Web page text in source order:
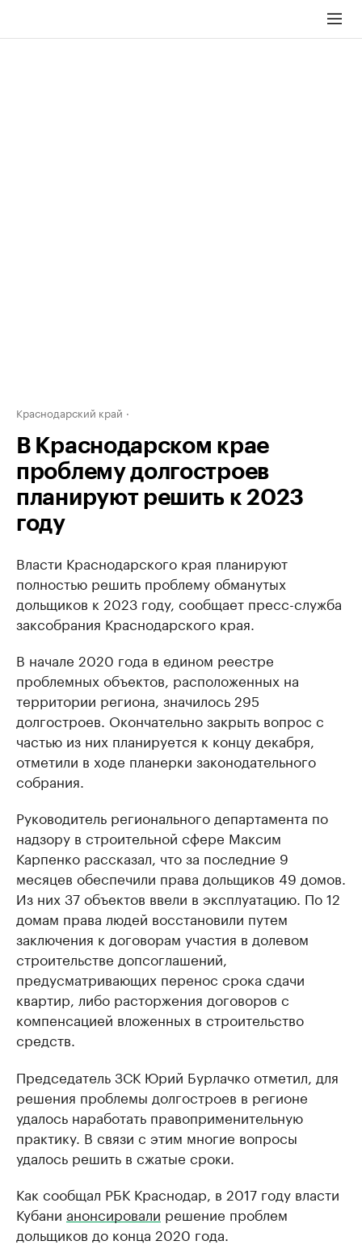
Краснодарский край
В Краснодарском крае
проблему долгостроев
планируют решить к 2023
году
Власти Краснодарского края планируют
полностью решить проблему обманутых
дольщиков к 2023 году, сообщает пресс-служба
заксобрания Краснодарского края.
В начале 2020 года в едином реестре
проблемных объектов, расположенных на
территории региона, значилось 295
долгостроев. Окончательно закрыть вопрос с
частью из них планируется к концу декабря,
отметили в ходе планерки законодательного
собрания.
Руководитель регионального департамента по
надзору в строительной сфере Максим
Карпенко рассказал, что за последние 9
месяцев обеспечили права дольщиков 49 домов.
Из них 37 объектов ввели в эксплуатацию. По 12
домам права людей восстановили путем
заключения к договорам участия в долевом
строительстве допсоглашений,
предусматривающих перенос срока сдачи
квартир, либо расторжения договоров с
компенсацией вложенных в строительство
средств.
Председатель ЗСК Юрий Бурлачко отметил, для
решения проблемы долгостроев в регионе
удалось наработать правоприменительную
практику. В связи с этим многие вопросы
удалось решить в сжатые сроки.
Как сообщал РБК Краснодар, в 2017 году власти
Кубани анонсировали решение проблем
дольщиков до конца 2020 года.